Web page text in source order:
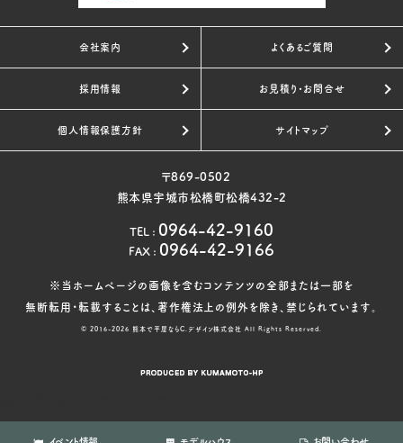
会社案内 よくあるご質問
採用情報 お見積り・お問合せ
個人情報保護方針 サイトマップ
〒869-0502
熊本県宇城市松橋町松橋432-2
TEL : 0964-42-9160
FAX : 0964-42-9166
※当ホームページの画像を含むコンテンツの全部または一部を
無断転用・転載することは、著作権法上の例外を除き、禁じられています。
© 2016-2026熊本で平屋ならC.デザイン株式会社 All Rights Reserved.